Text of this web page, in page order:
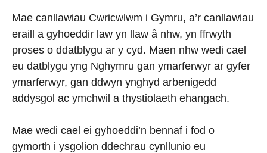
Mae canllawiau Cwricwlwm i Gymru, a’r canllawiau
eraill a gyhoeddir law yn llaw â nhw, yn ffrwyth
proses o ddatblygu ar y cyd. Maen nhw wedi cael
eu datblygu yng Nghymru gan ymarferwyr ar gyfer
ymarferwyr, gan ddwyn ynghyd arbenigedd
addysgol ac ymchwil a thystiolaeth ehangach.
Mae wedi cael ei gyhoeddi’n bennaf i fod o
gymorth i ysgolion ddechrau cynllunio eu